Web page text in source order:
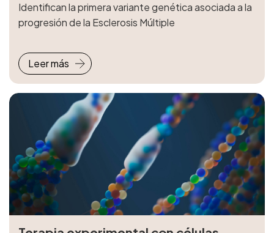
Identifican la primera variante genética asociada a la
progresión de la Esclerosis Múltiple
Leer más